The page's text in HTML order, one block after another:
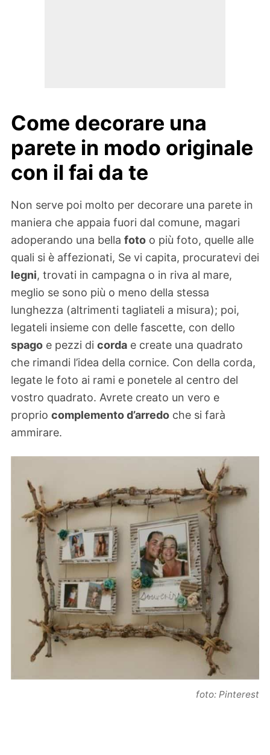
Come decorare una
parete in modo originale
con il fai da te
Non serve poi molto per decorare una parete in
maniera che appaia fuori dal comune, magari
adoperando una bella foto o più foto, quelle alle
quali si è affezionati, Se vi capita, procuratevi dei
legni, trovati in campagna o in riva al mare,
meglio se sono più o meno della stessa
lunghezza (altrimenti tagliateli a misura); poi,
legateli insieme con delle fascette, con dello
spago e pezzi di corda e create una quadrato
che rimandi l’idea della cornice. Con della corda,
legate le foto ai rami e ponetele al centro del
vostro quadrato. Avrete creato un vero e
proprio complemento d’arredo che si farà
ammirare.
foto: Pinterest